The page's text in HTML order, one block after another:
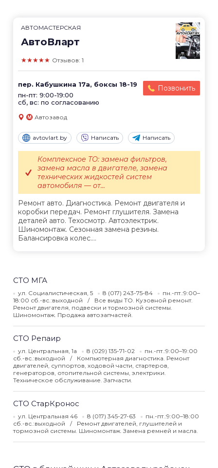
АВТОМАСТЕРСКАЯ
АвтоВларт
★★★★★ Отзывов: 1
пер. Кабушкина 17а, боксы 18-19
пн-пт: 9:00-19:00
сб, вс: по согласованию
Позвонить
Автозавод
avtovlart.by Написать Написать
Ремонт авто. Диагностика. Ремонт двигателя и
коробки передач. Ремонт глушителя. Замена
деталей авто. Техосмотр. Автоэлектрик.
Шиномонтаж. Сезонная замена резины.
Балансировка колес....
Комплексное ТО: замена фильтров,
замена масла в двигателе, замена
технических жидкостей систем
автомобиля — от...
СТО МГА
ул. Социалистическая, 5 8 (017) 243-75-84
пн.-пт.:9:00–
18:00 сб.-вс.:выходной
Все виды ТО. Кузовной ремонт.
Ремонт двигателя, подвески и тормозной системы.
Шиномонтаж. Продажа автозапчастей.
СТО Репаир
ул. Центральная, 1а 8 (029) 135-71-02
пн.-пт.:9:00–19:00
сб.-вс.:выходной
Компьютерная диагностика. Ремонт
двигателей, суппортов, ходовой части, стартеров,
генераторов, отопительной системы, электрики.
Техническое обслуживание. Запчасти.
СТО СтарКронос
ул. Центральная 46 8 (017) 345-27-63
пн.-пт.:9:00–18:00
сб.-вс.:выходной
Ремонт двигателей, глушителей и
тормозной системы. Шиномонтаж. Замена ремней и масла.